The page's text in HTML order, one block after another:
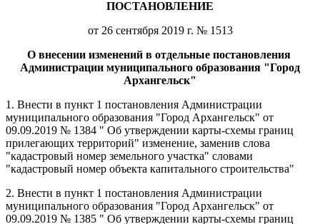
ПОСТАНОВЛЕНИЕ
от 26 сентября 2019 г. № 1513
О внесении изменений в отдельные постановления
Администрации муниципального образования "Город
Архангельск"
1. Внести в пункт 1 постановления Администрации
муниципального образования "Город Архангельск" от
09.09.2019 № 1384 " Об утверждении карты-схемы границ
прилегающих территорий" изменение, заменив слова
"кадастровый номер земельного участка" словами
"кадастровый номер объекта капитального строительства"
2. Внести в пункт 1 постановления Администрации
муниципального образования "Город Архангельск" от
09.09.2019 № 1385 " Об утверждении карты-схемы границ